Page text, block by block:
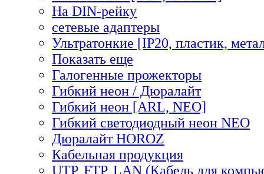
На DIN-рейку
сетевые адаптеры
Ультратонкие [IP20, пластик,
Показать еще
Галогенные прожекторы
Гибкий неон / Дюралайт
Гибкий неон [ARL, NEO]
Гибкий светодиодный неон NEO
Дюралайт HOROZ
Кабельная продукция
UTP, FTP, LAN (Кабель для